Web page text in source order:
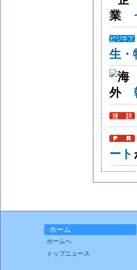
生・
ート
ホーム
ホームへ
トップニュース